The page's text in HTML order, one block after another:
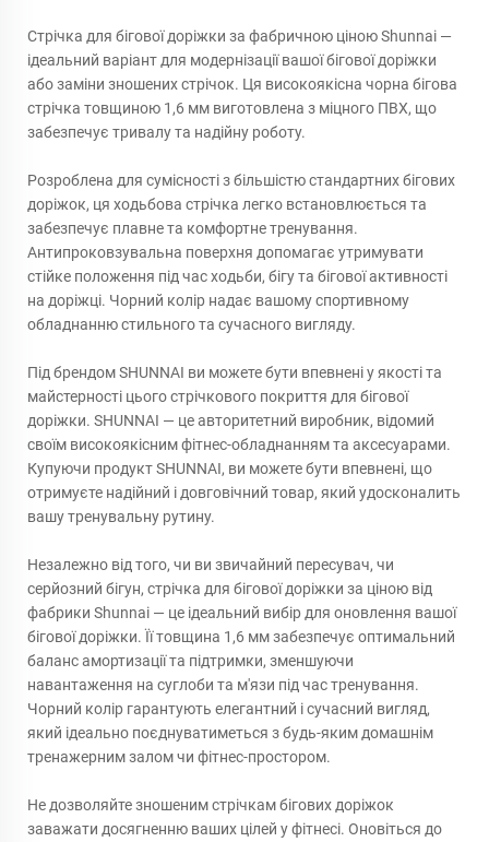
Стрічка для бігової доріжки за фабричною ціною Shunnai —
ідеальний варіант для модернізації вашої бігової доріжки
або заміни зношених стрічок. Ця високоякісна чорна бігова
стрічка товщиною 1,6 мм виготовлена ​​з міцного ПВХ, що
забезпечує тривалу та надійну роботу.
Розроблена для сумісності з більшістю стандартних бігових
доріжок, ця ходьбова стрічка легко встановлюється та
забезпечує плавне та комфортне тренування.
Антипроковзувальна поверхня допомагає утримувати
стійке положення під час ходьби, бігу та бігової активності
на доріжці. Чорний колір надає вашому спортивному
обладнанню стильного та сучасного вигляду.
Під брендом SHUNNAI ви можете бути впевнені у якості та
майстерності цього стрічкового покриття для бігової
доріжки. SHUNNAI — це авторитетний виробник, відомий
своїм високоякісним фітнес-обладнанням та аксесуарами.
Купуючи продукт SHUNNAI, ви можете бути впевнені, що
отримуєте надійний і довговічний товар, який удосконалить
вашу тренувальну рутину.
Незалежно від того, чи ви звичайний пересувач, чи
серйозний бігун, стрічка для бігової доріжки за ціною від
фабрики Shunnai — це ідеальний вибір для оновлення вашої
бігової доріжки. Її товщина 1,6 мм забезпечує оптимальний
баланс амортизації та підтримки, зменшуючи
навантаження на суглоби та м'язи під час тренування.
Чорний колір гарантують елегантний і сучасний вигляд,
який ідеально поєднуватиметься з будь-яким домашнім
тренажерним залом чи фітнес-простором.
Не дозволяйте зношеним стрічкам бігових доріжок
заважати досягненню ваших цілей у фітнесі. Оновіться до